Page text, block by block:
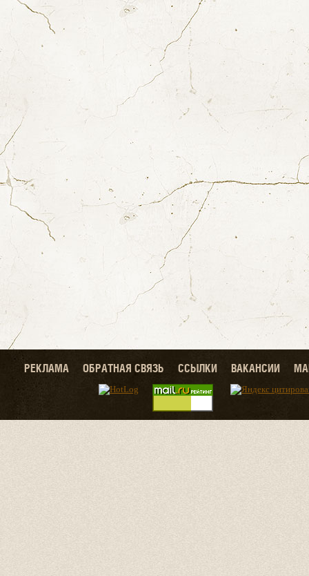
РЕКЛАМА ОБРАТНАЯ СВЯЗЬ ССЫЛКИ ВАКАНСИИ